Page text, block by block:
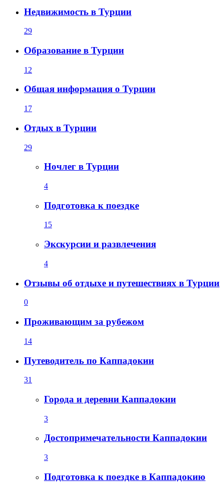
Недвижимость в Турции
29
Образование в Турции
12
Общая информация о Турции
17
Отдых в Турции
29
Ночлег в Турции
4
Подготовка к поездке
15
Экскурсии и развлечения
4
Отзывы об отдыхе и путешествиях в Турции
0
Проживающим за рубежом
14
Путеводитель по Каппадокии
31
Города и деревни Каппадокии
3
Достопримечательности Каппадокии
3
Подготовка к поездке в Каппадокию